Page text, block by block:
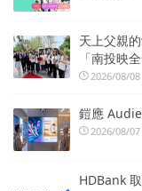
天上父親
「南投映
2026/08/08
鎧應
2026/08/07
HDBank